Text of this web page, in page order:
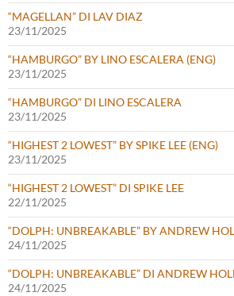
“MAGELLAN” DI LAV DIAZ
23/11/2025
“HAMBURGO” BY LINO ESCALERA (ENG)
23/11/2025
“HAMBURGO” DI LINO ESCALERA
23/11/2025
“HIGHEST 2 LOWEST” BY SPIKE LEE (ENG)
23/11/2025
“HIGHEST 2 LOWEST” DI SPIKE LEE
22/11/2025
“DOLPH: UNBREAKABLE” BY ANDREW
24/11/2025
“DOLPH: UNBREAKABLE” DI ANDREW
24/11/2025